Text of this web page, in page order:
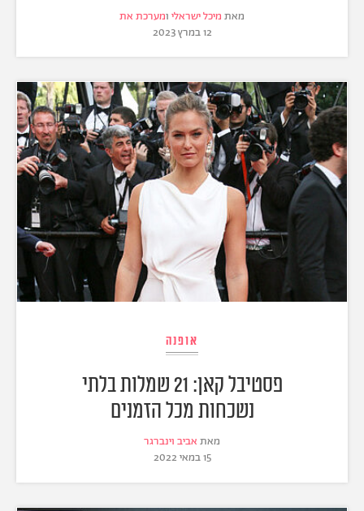
מאת מיכל ישראלי ומערכת את
12 במרץ 2023
אופנה
פסטיבל קאן: 21 שמלות בלתי
נשכחות מכל הזמנים
מאת אביב וינברגר
15 במאי 2022